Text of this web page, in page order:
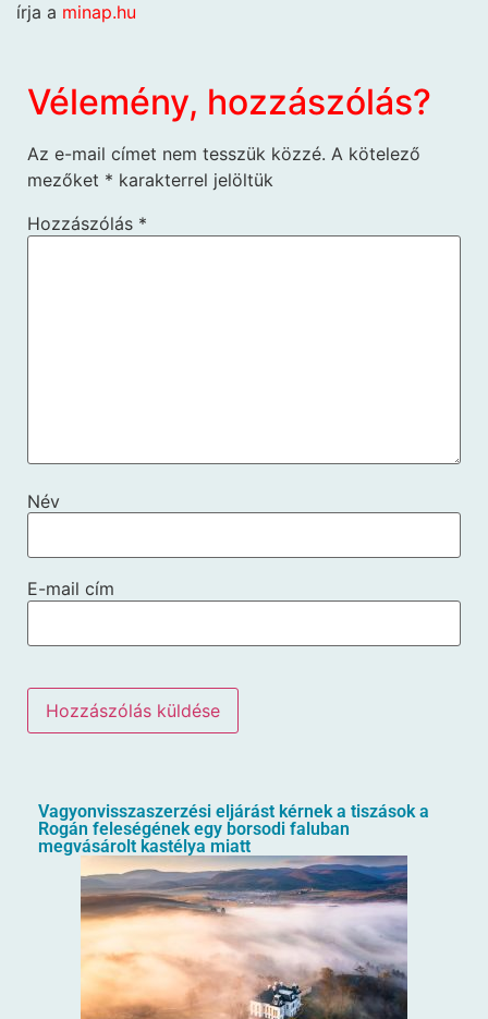
írja a minap.hu
Vélemény, hozzászólás?
Az e-mail címet nem tesszük közzé. A kötelező
mezőket * karakterrel jelöltük
Hozzászólás *
Név
E-mail cím
Vagyonvisszaszerzési eljárást kérnek a tiszások a
Rogán feleségének egy borsodi faluban
megvásárolt kastélya miatt